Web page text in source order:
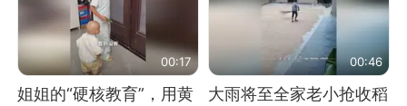
00:17
姐姐的“硬核教育”，用黄
00:46
大雨将至全家老小抢收稻